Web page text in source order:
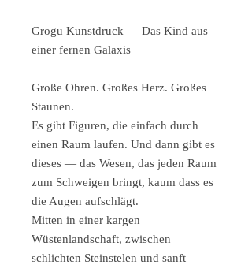
Grogu Kunstdruck — Das Kind aus
einer fernen Galaxis
Große Ohren. Großes Herz. Großes
Staunen.
Es gibt Figuren, die einfach durch
einen Raum laufen. Und dann gibt es
dieses — das Wesen, das jeden Raum
zum Schweigen bringt, kaum dass es
die Augen aufschlägt.
Mitten in einer kargen
Wüstenlandschaft, zwischen
schlichten Steinstelen und sanft